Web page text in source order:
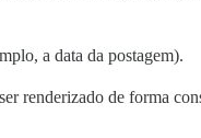
a data da postagem).
renderizado de forma